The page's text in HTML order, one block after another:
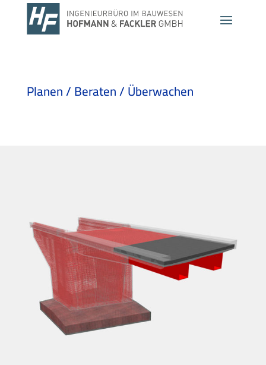
Planen / Beraten / Überwachen